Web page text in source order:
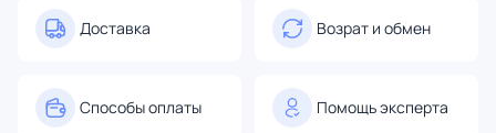
Доставка Возрат и обмен
Способы оплаты Помощь эксперта